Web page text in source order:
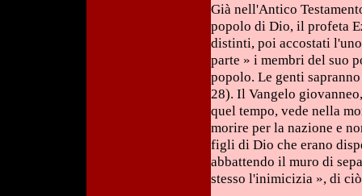
Già nell'Antico
popolo di Dio, il profeta
distinti, poi accostati
parte » i membri del suo
popolo. Le genti
28). Il Vangelo
quel tempo, vede nella
morire per la nazione e
figli di Dio che erano
abbattendo il muro di
stesso l'inimicizia », di